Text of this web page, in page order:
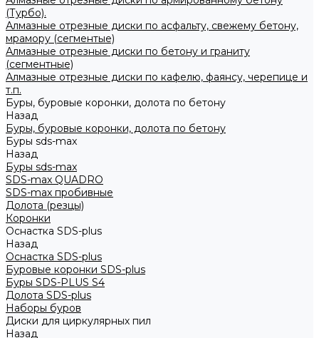
(Турбо).
Алмазные отрезные диски по асфальту, свежему бетону,
мрамору (сегментые)
Алмазные отрезные диски по бетону и граниту
(сегментные)
Алмазные отрезные диски по кафелю, фаянсу, черепице и
т.п.
Буры, буровые коронки, долота по бетону
Назад
Буры, буровые коронки, долота по бетону
Буры sds-max
Назад
Буры sds-max
SDS-max QUADRO
SDS-max пробивные
Долота (резцы)
Коронки
Оснастка SDS-plus
Назад
Оснастка SDS-plus
Буровые коронки SDS-plus
Буры SDS-PLUS S4
Долота SDS-plus
Наборы буров
Диски для циркулярных пил
Назад